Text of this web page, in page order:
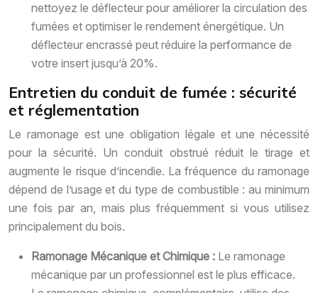
nettoyez le déflecteur pour améliorer la circulation des
fumées et optimiser le rendement énergétique. Un
déflecteur encrassé peut réduire la performance de
votre insert jusqu’à 20%.
Entretien du conduit de fumée : sécurité
et réglementation
Le ramonage est une obligation légale et une nécessité
pour la sécurité. Un conduit obstrué réduit le tirage et
augmente le risque d’incendie. La fréquence du ramonage
dépend de l’usage et du type de combustible : au minimum
une fois par an, mais plus fréquemment si vous utilisez
principalement du bois.
Ramonage Mécanique et Chimique : Le ramonage
mécanique par un professionnel est le plus efficace.